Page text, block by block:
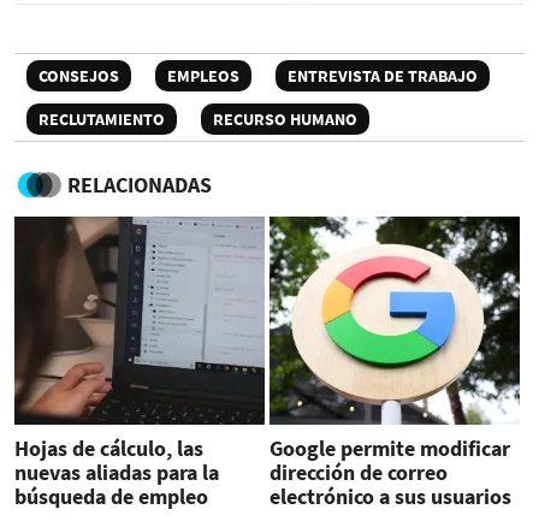
CONSEJOS EMPLEOS
ENTREVISTA DE TRABAJO
RECLUTAMIENTO
RECURSO HUMANO
RELACIONADAS
Hojas de cálculo, las
nuevas aliadas para la
búsqueda de empleo
Google permite modificar
dirección de correo
electrónico a sus usuarios